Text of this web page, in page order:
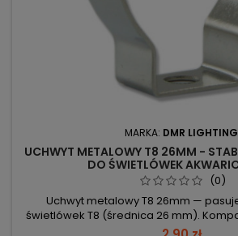
MARKA: DMR LIGHTING
UCHWYT METALOWY T8 26MM -
DO ŚWIETLÓWEK
(0)
Uchwyt metalowy T8 26mm —
świetlówek T8 (średnica 26 mm).
mm) – pełne dopasowanie do